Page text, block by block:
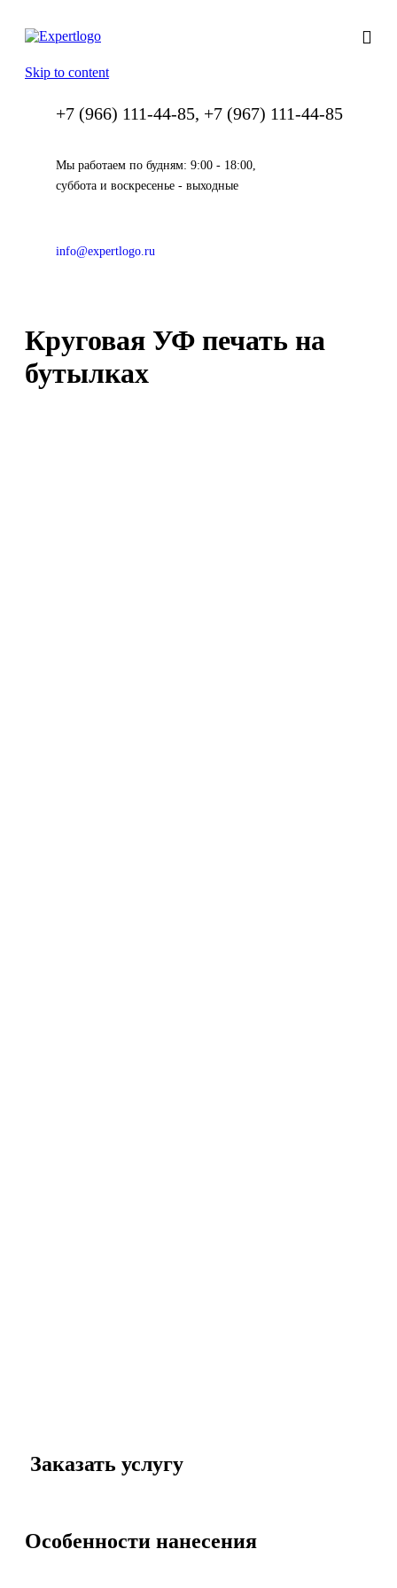
Skip to content
+7 (966) 111-44-85, +7 (967) 111-44-85
Мы работаем по будням: 9:00 - 18:00,
суббота и воскресенье - выходные
info@expertlogo.ru
Круговая УФ печать на
бутылках
Заказать услугу
Особенности нанесения